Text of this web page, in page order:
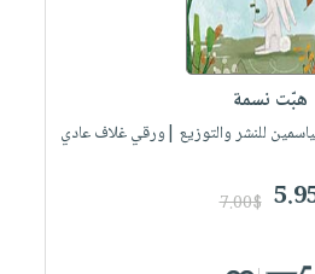
هبّت نسمة
للنشر والتوزيع |ورقي غلاف عادي
7.00$